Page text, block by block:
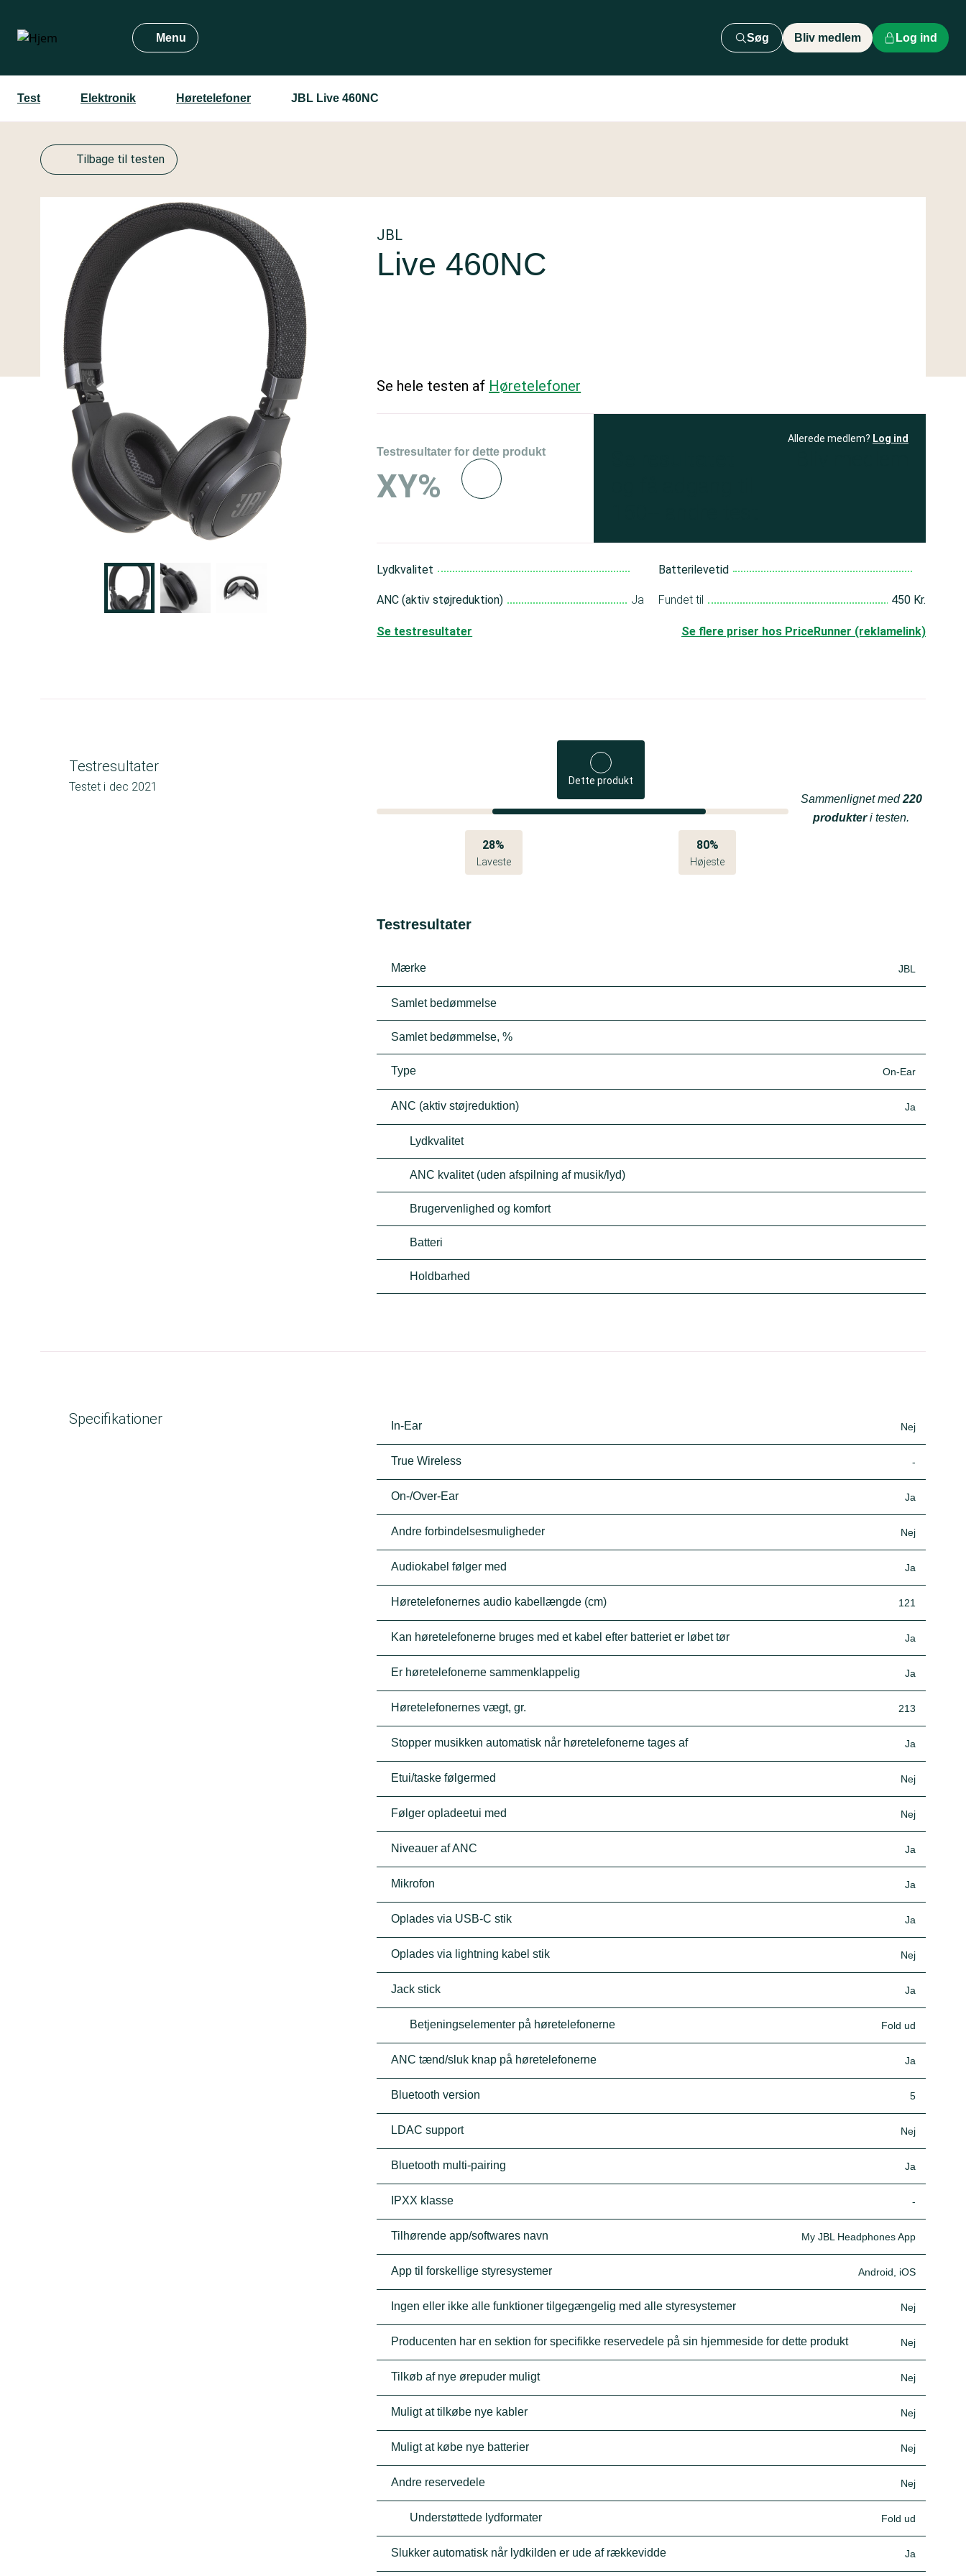
hovedindhold
Menu Søg Bliv medlem Log ind
Test Elektronik Høretelefoner JBL Live 460NC
Tilbage til testen
JBL
Live 460NC
Se hele testen af Høretelefoner
Testresultater for dette produkt
XY%
Allerede medlem? Log ind
Lydkvalitet
ANC (aktiv støjreduktion) Ja
Batterilevetid
Fundet til 450 Kr.
Se flere priser hos PriceRunner (reklamelink)
Se testresultater
Testresultater
Testet i dec 2021 Dette produkt
28%
Laveste
80%
Højeste
Sammenlignet med220
produkteri testen.
Testresultater
Mærke JBL
Samlet bedømmelse
Samlet bedømmelse, %
Type On-Ear
ANC (aktiv støjreduktion) Ja
Lydkvalitet
ANC kvalitet (uden afspilning af musik/lyd)
Brugervenlighed og komfort
Batteri
Holdbarhed
Specifikationer In-Ear Nej
True Wireless -
On-/Over-Ear Ja
Andre forbindelsesmuligheder Nej
Audiokabel følger med Ja
Høretelefonernes audio kabellængde (cm) 121
Kan høretelefonerne bruges med et kabel efter batteriet er løbet tør Ja
Er høretelefonerne sammenklappelig Ja
Høretelefonernes vægt, gr. 213
Stopper musikken automatisk når høretelefonerne tages af Ja
Etui/taske følgermed Nej
Følger opladeetui med Nej
Niveauer af ANC Ja
Mikrofon Ja
Oplades via USB-C stik Ja
Oplades via lightning kabel stik Nej
Jack stick Ja
Betjeningselementer på høretelefonerne Fold ud
ANC tænd/sluk knap på høretelefonerne Ja
Bluetooth version 5
LDAC support Nej
Bluetooth multi-pairing Ja
IPXX klasse -
Tilhørende app/softwares navn My JBL Headphones App
App til forskellige styresystemer Android, iOS
Ingen eller ikke alle funktioner tilgegængelig med alle styresystemer Nej
Producenten har en sektion for specifikke reservedele på sin hjemmeside for dette produkt Nej
Tilkøb af nye ørepuder muligt Nej
Muligt at tilkøbe nye kabler Nej
Muligt at købe nye batterier Nej
Andre reservedele Nej
Understøttede lydformater Fold ud
Slukker automatisk når lydkilden er ude af rækkevidde Ja